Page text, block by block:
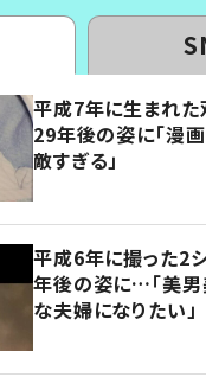
平成7年に生まれ
29年後の姿に「漫画
敵すぎる」
平成6年に撮った2
年後の姿に…「美男
な夫婦になりたい」